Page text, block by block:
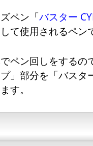
ペン「バスター
て使用されるペン
ペン回しをするの
」部分を「バスタ
す。